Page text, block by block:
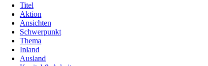
Titel
Aktion
Ansichten
Schwerpunkt
Thema
Inland
Ausland